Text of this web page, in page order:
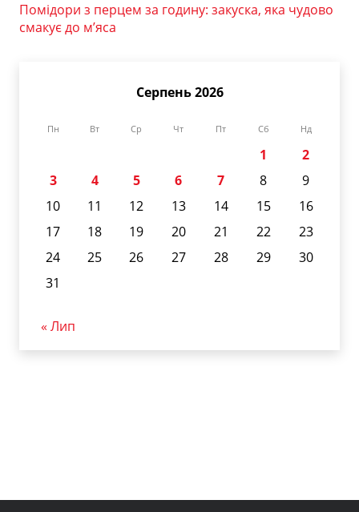
Помідори з перцем за годину: закуска, яка чудово
смакує до м’яса
Серпень 2026
Пн Вт Ср Чт Пт Сб Нд
1
2
3
4 5 6 7 8
9
10
11 12 13 14 15
16
17
18 19 20 21 22
23
24
25 26 27 28 29
30
31
« Лип